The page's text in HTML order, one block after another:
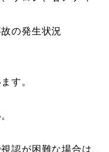
の発生状況
す。
認が困難な場合は、